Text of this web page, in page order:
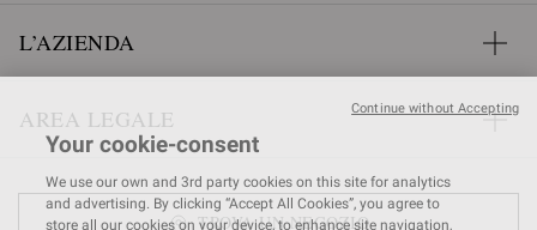
L’AZIENDA
AREA LEGALE
TROVA UN NEGOZIO
Your cookie-consent
We use our own and 3rd party cookies on this site for analytics
and advertising. By clicking “Accept All Cookies”, you agree to
store all our cookies on your device, to enhance site navigation,
Continue without Accepting